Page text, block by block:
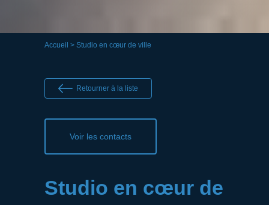
Accueil > Studio en cœur de ville
Retourner à la liste
Voir les contacts
Studio en cœur de